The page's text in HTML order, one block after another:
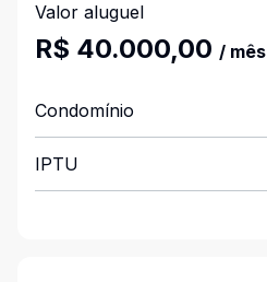
Valor aluguel
R$ 40.000,00 / mês
Condomínio
IPTU